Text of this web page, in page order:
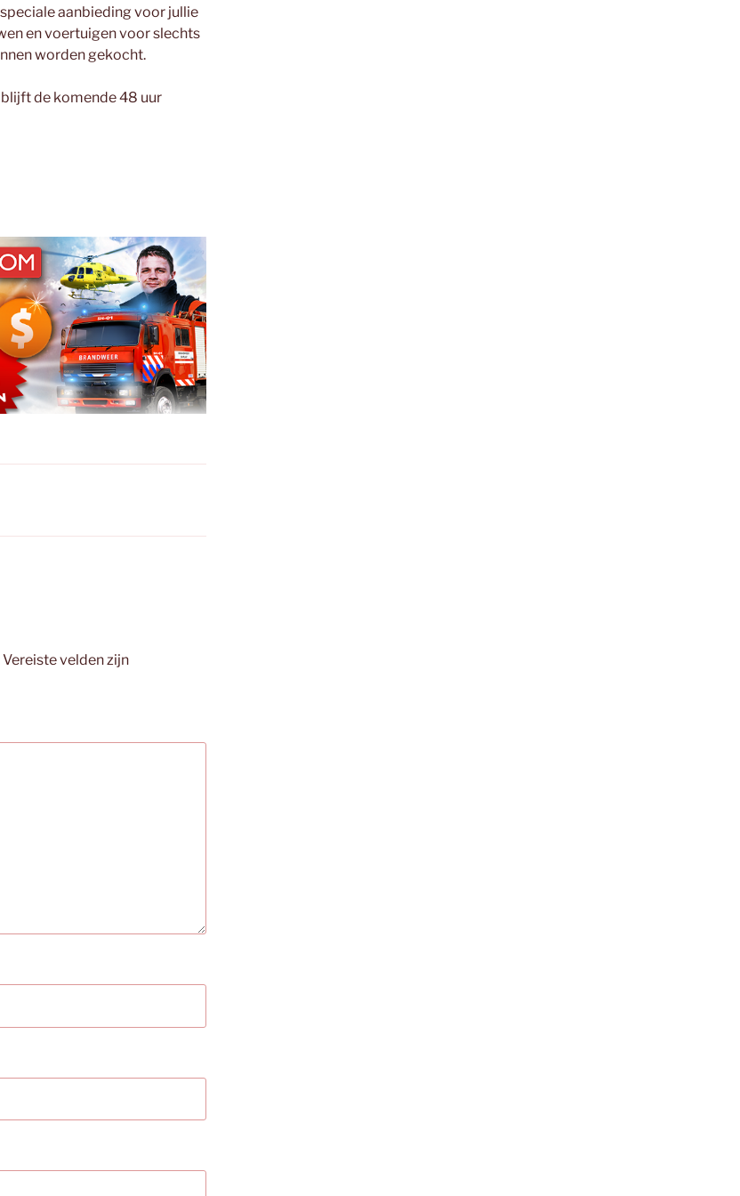
aanbieding voor jullie
en voertuigen voor slechts
worden gekocht.
de komende 48 uur
Vereiste velden zijn